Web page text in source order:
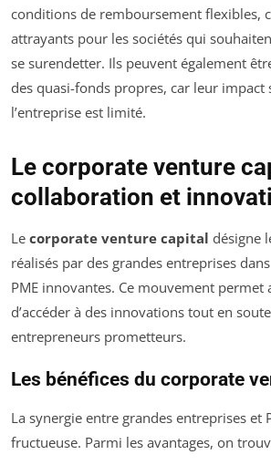
conditions de remboursement flexibles,
attrayants pour les sociétés qui
se surendetter. Ils peuvent également
des quasi-fonds propres, car leur impact
l’entreprise est limité.
Le corporate venture
collaboration et
Le corporate venture capital désigne
réalisés par des grandes entreprises
PME innovantes. Ce mouvement permet
d’accéder à des innovations tout en
entrepreneurs prometteurs.
Les bénéfices du corporate
La synergie entre grandes entreprises et
fructueuse. Parmi les avantages, on